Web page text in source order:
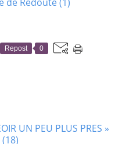
Repost 0